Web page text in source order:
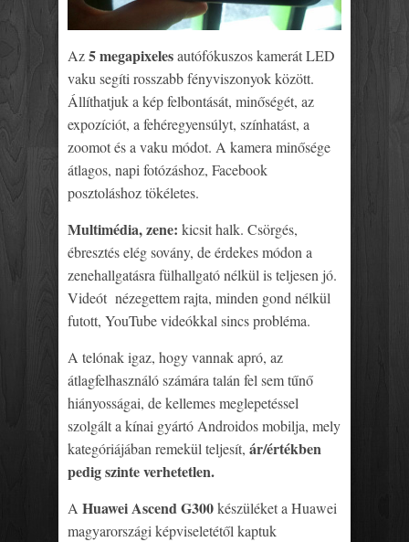
Az5 megapixelesautófókuszos kamerát LED
vaku segíti rosszabb fényviszonyok között.
Állíthatjuk a kép felbontását, minőségét, az
expozíciót, a fehéregyensúlyt, színhatást, a
zoomot és a vaku módot. A kamera minősége
átlagos, napi fotózáshoz, Facebook
posztoláshoz tökéletes.
Multimédia, zene: kicsit halk. Csörgés,
ébresztés elég sovány, de érdekes módon a
zenehallgatásra fülhallgató nélkül is teljesen jó.
Videót nézegettem rajta, minden gond nélkül
futott, YouTube videókkal sincs probléma.
A telónak igaz, hogy vannak apró, az
átlagfelhasználó számára talán fel sem tűnő
hiányosságai, de kellemes meglepetéssel
szolgált a kínai gyártó Androidos mobilja, mely
kategóriájában remekül teljesít, ár/értékben
pedig szinte verhetetlen.
A Huawei Ascend G300készüléket a Huawei
magyarországi képviseletétől kaptuk